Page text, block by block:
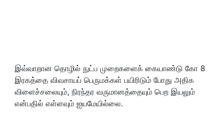
இவ்வாறான தொழில் நுட்ப முறைகளைக் கையாண்டு கோ 8
இரகத்தை விவசாயப் பெருமக்கள் பயிரிடும் போது அதிக
விளைச்சலையும், நிரந்தர வருமானத்தையும் பெற இயலும்
என்பதில் எள்ளவும் ஐயமேயில்லை.